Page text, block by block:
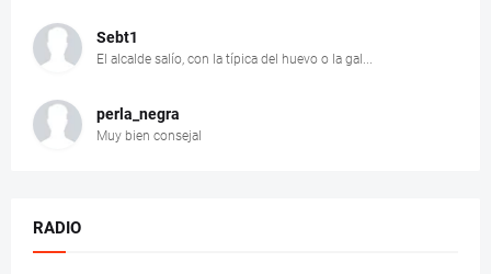
Sebt1
El alcalde salío, con la típica del huevo o la gal...
perla_negra
Muy bien consejal
RADIO